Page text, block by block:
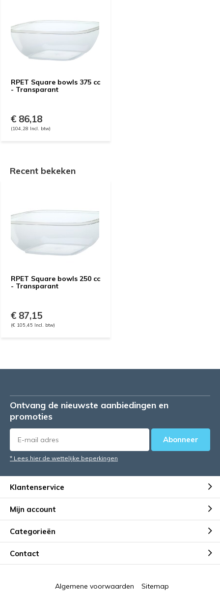
RPET Square bowls 375 cc
- Transparant
€ 86,18
(104,28 Incl. btw)
Recent bekeken
RPET Square bowls 250 cc
- Transparant
€ 87,15
(€ 105,45 Incl. btw)
Ontvang de nieuwste aanbiedingen en
promoties
Abonneer
* Lees hier de wettelijke beperkingen
Klantenservice
Mijn account
Categorieën
Contact
Algemene voorwaarden Sitemap